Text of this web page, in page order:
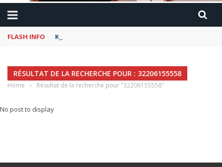
FLASH INFO Kaffeekranzel : Le Maroc en camping-car avec
RÉSULTAT DE LA RECHERCHE POUR : 32206155558
Home › Résultat de la recherche pour "32206155558"
No post to display